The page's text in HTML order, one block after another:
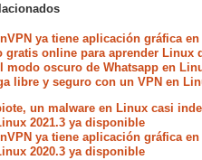
ya tiene aplicación gráfica
gratis online para aprender Linux
modo oscuro de Whatsapp en
libre y seguro con un VPN en
un malware en Linux casi
2021.3 ya disponible
ya tiene aplicación gráfica
2020.3 ya disponible